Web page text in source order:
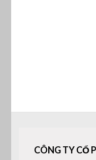
CÔNG TY CỔ